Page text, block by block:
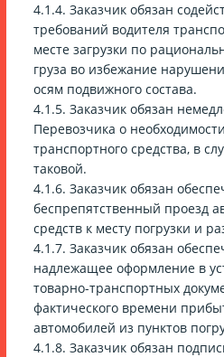
4.1.4. Заказчик обязан
требований водителя
месте загрузки по
груза во избежание
осям подвижного состава.
4.1.5. Заказчик обязан
Перевозчика о
транспортного средства, в
таковой.
4.1.6. Заказчик обязан
беспрепятственный проезд
средств к месту погрузки и
4.1.7. Заказчик обязан
надлежащее оформление в
товарно-транспортных
фактического времени
автомобилей из пунктов
4.1.8. Заказчик обязан